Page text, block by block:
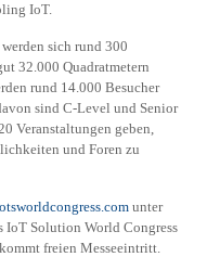
IoT.
sich rund 300
32.000 Quadratmetern
rund 14.000 Besucher
sind C-Level und Senior
Veranstaltungen geben,
und Foren zu
unter
IoT Solution World Congress
freien Messeeintritt.